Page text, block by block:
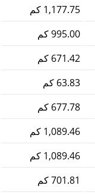
1,177.75 كم
995.00 كم
671.42 كم
63.83 كم
677.78 كم
1,089.46 كم
1,089.46 كم
701.81 كم